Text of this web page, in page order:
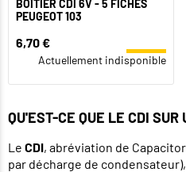
BOÎTIER CDI 6V - 5 FICHES
PEUGEOT 103
6,70 €
Actuellement indisponible
QU'EST-CE QUE LE CDI
Le CDI, abréviation de
par décharge de